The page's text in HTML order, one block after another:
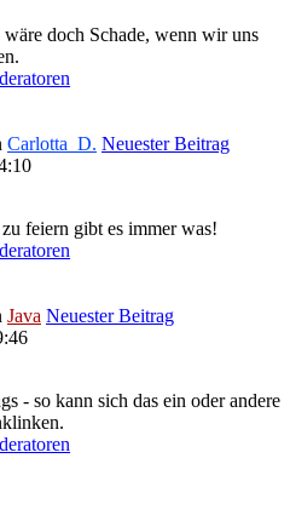
doch Schade, wenn wir uns
Carlotta_D. Neuester Beitrag
feiern gibt es immer was!
Java Neuester Beitrag
- so kann sich das ein oder andere